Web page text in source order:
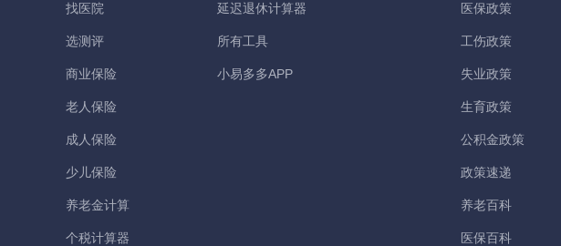
找医院
选测评
商业保险
老人保险
成人保险
少儿保险
养老金计算
个税计算器
延迟退休计算器
所有工具
小易多多APP
医保政策
工伤政策
失业政策
生育政策
公积金政策
政策速递
养老百科
医保百科